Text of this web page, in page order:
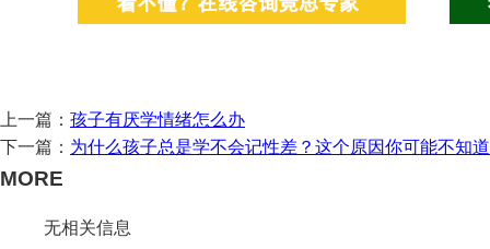
上一篇： 孩子有厌学情绪怎么办
下一篇： 为什么孩子总是学不会记性差？这个原因你可能不知道
MORE
无相关信息